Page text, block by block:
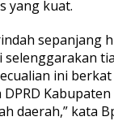
yang kuat.
sepanjang
selenggarakan
ini
daerah,” kata